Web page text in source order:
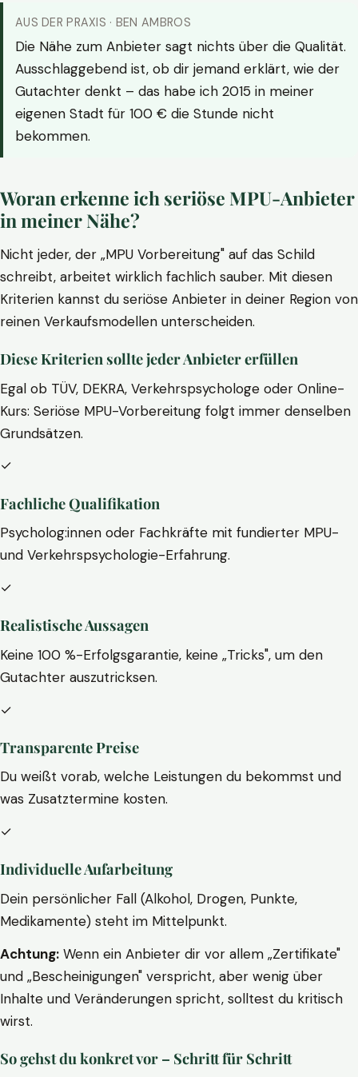
AUS DER PRAXIS · BEN AMBROS
Die Nähe zum Anbieter sagt nichts über die Qualität.
Ausschlaggebend ist, ob dir jemand erklärt, wie der
Gutachter denkt – das habe ich 2015 in meiner
eigenen Stadt für 100 € die Stunde nicht
bekommen.
Woran erkenne ich seriöse MPU-Anbieter
in meiner Nähe?
Nicht jeder, der „MPU Vorbereitung" auf das Schild
schreibt, arbeitet wirklich fachlich sauber. Mit diesen
Kriterien kannst du seriöse Anbieter in deiner Region von
reinen Verkaufsmodellen unterscheiden.
Diese Kriterien sollte jeder Anbieter erfüllen
Egal ob TÜV, DEKRA, Verkehrspsychologe oder Online-
Kurs: Seriöse MPU-Vorbereitung folgt immer denselben
Grundsätzen.
✓
Fachliche Qualifikation
Psycholog:innen oder Fachkräfte mit fundierter MPU-
und Verkehrspsychologie-Erfahrung.
✓
Realistische Aussagen
Keine 100 %-Erfolgsgarantie, keine „Tricks", um den
Gutachter auszutricksen.
✓
Transparente Preise
Du weißt vorab, welche Leistungen du bekommst und
was Zusatztermine kosten.
✓
Individuelle Aufarbeitung
Dein persönlicher Fall (Alkohol, Drogen, Punkte,
Medikamente) steht im Mittelpunkt.
Achtung: Wenn ein Anbieter dir vor allem „Zertifikate"
und „Bescheinigungen" verspricht, aber wenig über
Inhalte und Veränderungen spricht, solltest du kritisch
wirst.
So gehst du konkret vor – Schritt für Schritt